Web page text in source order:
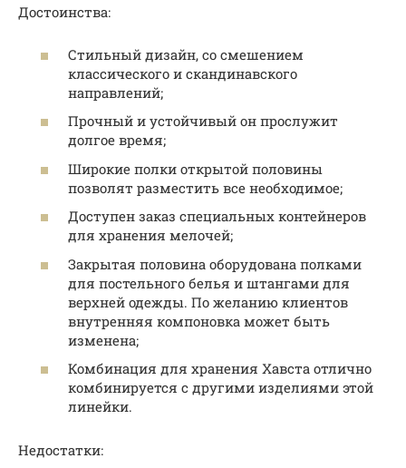
Достоинства:
Стильный дизайн, со смешением
классического и скандинавского
направлений;
Прочный и устойчивый он прослужит
долгое время;
Широкие полки открытой половины
позволят разместить все необходимое;
Доступен заказ специальных контейнеров
для хранения мелочей;
Закрытая половина оборудована полками
для постельного белья и штангами для
верхней одежды. По желанию клиентов
внутренняя компоновка может быть
изменена;
Комбинация для хранения Хавста отлично
комбинируется с другими изделиями этой
линейки.
Недостатки: